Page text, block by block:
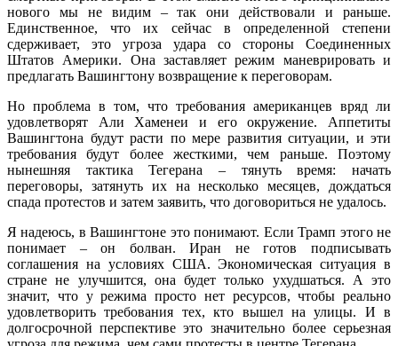
нового мы не видим – так они действовали и раньше.
Единственное, что их сейчас в определенной степени
сдерживает, это угроза удара со стороны Соединенных
Штатов Америки. Она заставляет режим маневрировать и
предлагать Вашингтону возвращение к переговорам.
Но проблема в том, что требования американцев вряд ли
удовлетворят Али Хаменеи и его окружение. Аппетиты
Вашингтона будут расти по мере развития ситуации, и эти
требования будут более жесткими, чем раньше. Поэтому
нынешняя тактика Тегерана – тянуть время: начать
переговоры, затянуть их на несколько месяцев, дождаться
спада протестов и затем заявить, что договориться не удалось.
Я надеюсь, в Вашингтоне это понимают. Если Трамп этого не
понимает – он болван. Иран не готов подписывать
соглашения на условиях США. Экономическая ситуация в
стране не улучшится, она будет только ухудшаться. А это
значит, что у режима просто нет ресурсов, чтобы реально
удовлетворить требования тех, кто вышел на улицы. И в
долгосрочной перспективе это значительно более серьезная